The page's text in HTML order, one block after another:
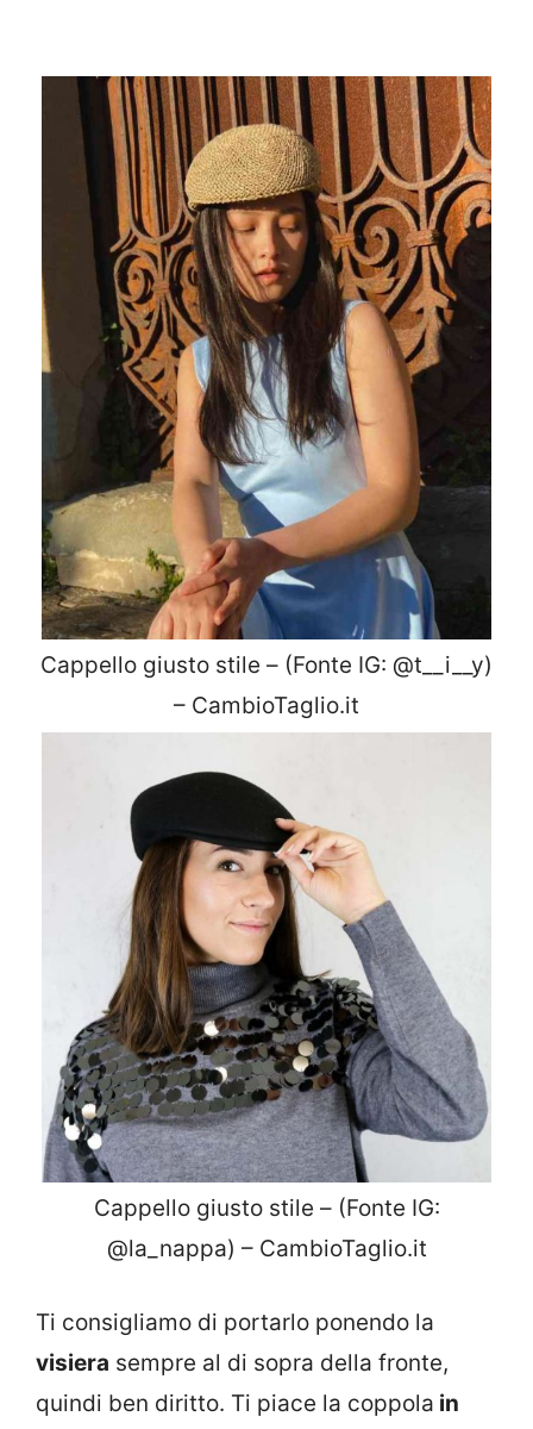
Cappello giusto stile – (Fonte IG: @t__i__y)
– CambioTaglio.it
Cappello giusto stile – (Fonte IG:
@la_nappa) – CambioTaglio.it
Ti consigliamo di portarlo ponendo la
visiera sempre al di sopra della fronte,
quindi ben diritto. Ti piace la coppola in